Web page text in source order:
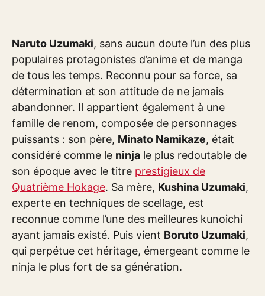
Naruto Uzumaki, sans aucun doute l’un des plus
populaires protagonistes d’anime et de manga
de tous les temps. Reconnu pour sa force, sa
détermination et son attitude de ne jamais
abandonner. Il appartient également à une
famille de renom, composée de personnages
puissants : son père, Minato Namikaze, était
considéré comme le ninja le plus redoutable de
son époque avec le titre prestigieux de
Quatrième Hokage. Sa mère, Kushina Uzumaki,
experte en techniques de scellage, est
reconnue comme l’une des meilleures kunoichi
ayant jamais existé. Puis vient Boruto Uzumaki,
qui perpétue cet héritage, émergeant comme le
ninja le plus fort de sa génération.